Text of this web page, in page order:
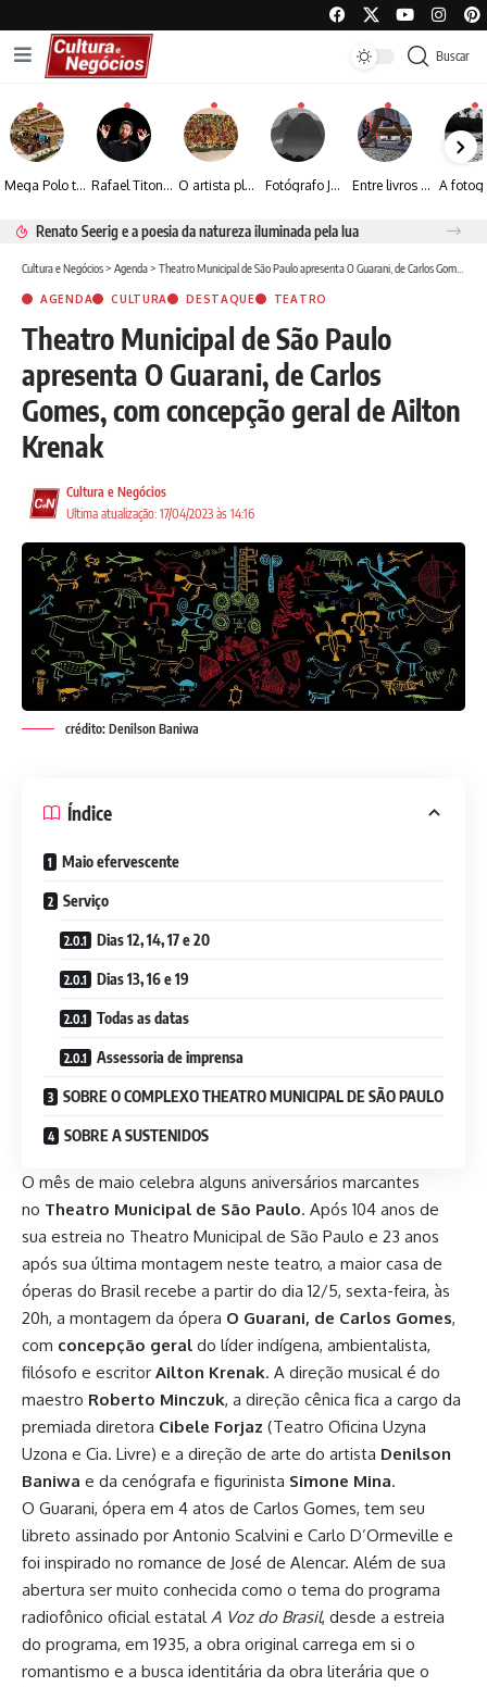
Buscar
Mega Polo transforma lançamento de coleção em plataforma nacional de negócios e projeta crescimento de mais de 15% Rafael Titonelly leva magia e acolhimento a crianças em tratamento oncológico em Juiz de Fora O artista plástico Jorge Luiz transforma sustentabilidade e criatividade em arte contemporânea Fotógrafo José Roberto apresenta um olhar sensível sobre arquitetura, formas e luz na fotografia Entre livros e fotografia autoral, Sebastião Reis consolida uma trajetória marcada pelo olhar artístico
Renato Seerig e a poesia da natureza iluminada pela lua
Cultura e Negócios> Agenda> Theatro Municipal de São Paulo apresenta O Guarani, de Carlos Gomes, com concepção geral de Ailton Krenak
AGENDA CULTURA DESTAQUE TEATRO
Theatro Municipal de São Paulo
apresenta O Guarani, de Carlos
Gomes, com concepção geral de Ailton
Krenak
Ultima atualização: 17/04/2023 às 14:16
Cultura e Negócios
crédito: Denilson Baniwa
Índice
Maio efervescente
Serviço
Dias 12, 14, 17 e 20
Dias 13, 16 e 19
Todas as datas
Assessoria de imprensa
SOBRE O COMPLEXO THEATRO MUNICIPAL DE SÃO PAULO
SOBRE A SUSTENIDOS
O mês de maio celebra alguns aniversários marcantes
no Theatro Municipal de São Paulo. Após 104 anos de
sua estreia no Theatro Municipal de São Paulo e 23 anos
após sua última montagem neste teatro, a maior casa de
óperas do Brasil recebe a partir do dia 12/5, sexta-feira, às
20h, a montagem da ópera O Guarani, de Carlos Gomes,
com concepção geral do líder indígena, ambientalista,
filósofo e escritor Ailton Krenak. A direção musical é do
maestro Roberto Minczuk, a direção cênica fica a cargo da
premiada diretora Cibele Forjaz (Teatro Oficina Uzyna
Uzona e Cia. Livre) e a direção de arte do artista Denilson
Baniwa e da cenógrafa e figurinista Simone Mina.
O Guarani, ópera em 4 atos de Carlos Gomes, tem seu
libreto assinado por Antonio Scalvini e Carlo D’Ormeville e
foi inspirado no romance de José de Alencar. Além de sua
abertura ser muito conhecida como o tema do programa
radiofônico oficial estatalA Voz do Brasil, desde a estreia
do programa, em 1935, a obra original carrega em si o
romantismo e a busca identitária da obra literária que o